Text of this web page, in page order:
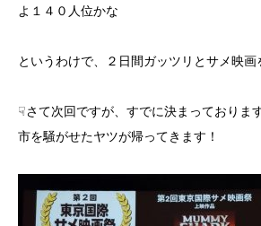
よ１４０人位かな
というわけで、２日間ガッツリとサメ映画
☟さて次回ですが、すでに決まっておりま
市を騒がせたヤツが帰ってきます！